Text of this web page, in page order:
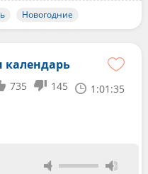
Новогодние
735 145 1:01:35